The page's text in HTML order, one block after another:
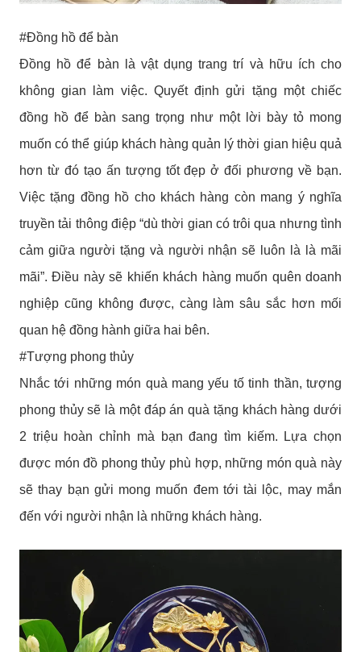
#Đồng hồ để bàn
Đồng hồ để bàn là vật dụng trang trí và hữu ích cho
không gian làm việc. Quyết định gửi tặng một chiếc
đồng hồ để bàn sang trọng như một lời bày tỏ mong
muốn có thể giúp khách hàng quản lý thời gian hiệu quả
hơn từ đó tạo ấn tượng tốt đẹp ở đối phương về bạn.
Việc tặng đồng hồ cho khách hàng còn mang ý nghĩa
truyền tải thông điệp “dù thời gian có trôi qua nhưng tình
cảm giữa người tặng và người nhận sẽ luôn là là mãi
mãi”. Điều này sẽ khiến khách hàng muốn quên doanh
nghiệp cũng không được, càng làm sâu sắc hơn mối
quan hệ đồng hành giữa hai bên.
#Tượng phong thủy
Nhắc tới những món quà mang yếu tố tinh thần, tượng
phong thủy sẽ là một đáp án quà tặng khách hàng dưới
2 triệu hoàn chỉnh mà bạn đang tìm kiếm. Lựa chọn
được món đồ phong thủy phù hợp, những món quà này
sẽ thay bạn gửi mong muốn đem tới tài lộc, may mắn
đến với người nhận là những khách hàng.